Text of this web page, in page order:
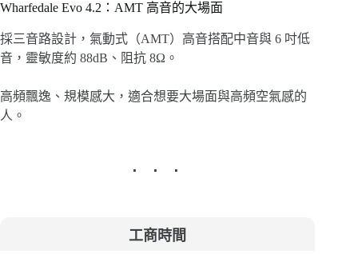
Wharfedale Evo 4.2：AMT 高音的大場面
採三音路設計，氣動式（AMT）高音搭配中音與 6 吋低
音，靈敏度約 88dB、阻抗 8Ω。
高頻飄逸、規模感大，適合想要大場面與高頻空氣感的
人。
工商時間